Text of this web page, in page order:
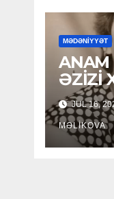
MƏDƏNİYYƏT
ANAM
ƏZİZİ
JUL 16,
MƏLIKOVA